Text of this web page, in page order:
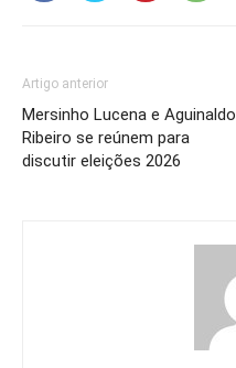
Artigo anterior
Mersinho Lucena e Aguinaldo
Ribeiro se reúnem para
discutir eleições 2026